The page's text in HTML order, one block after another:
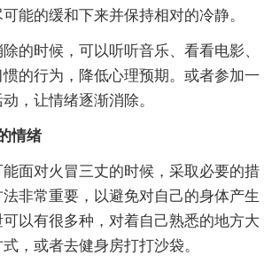
能的缓和下来并保持相对的冷静。
的时候，可以听听音乐、看看电影、
的行为，降低心理预期。或者参加一
，让情绪逐渐消除。
情绪
面对火冒三丈的时候，采取必要的措
非常重要，以避免对自己的身体产生
以有很多种，对着自己熟悉的地方大
，或者去健身房打打沙袋。